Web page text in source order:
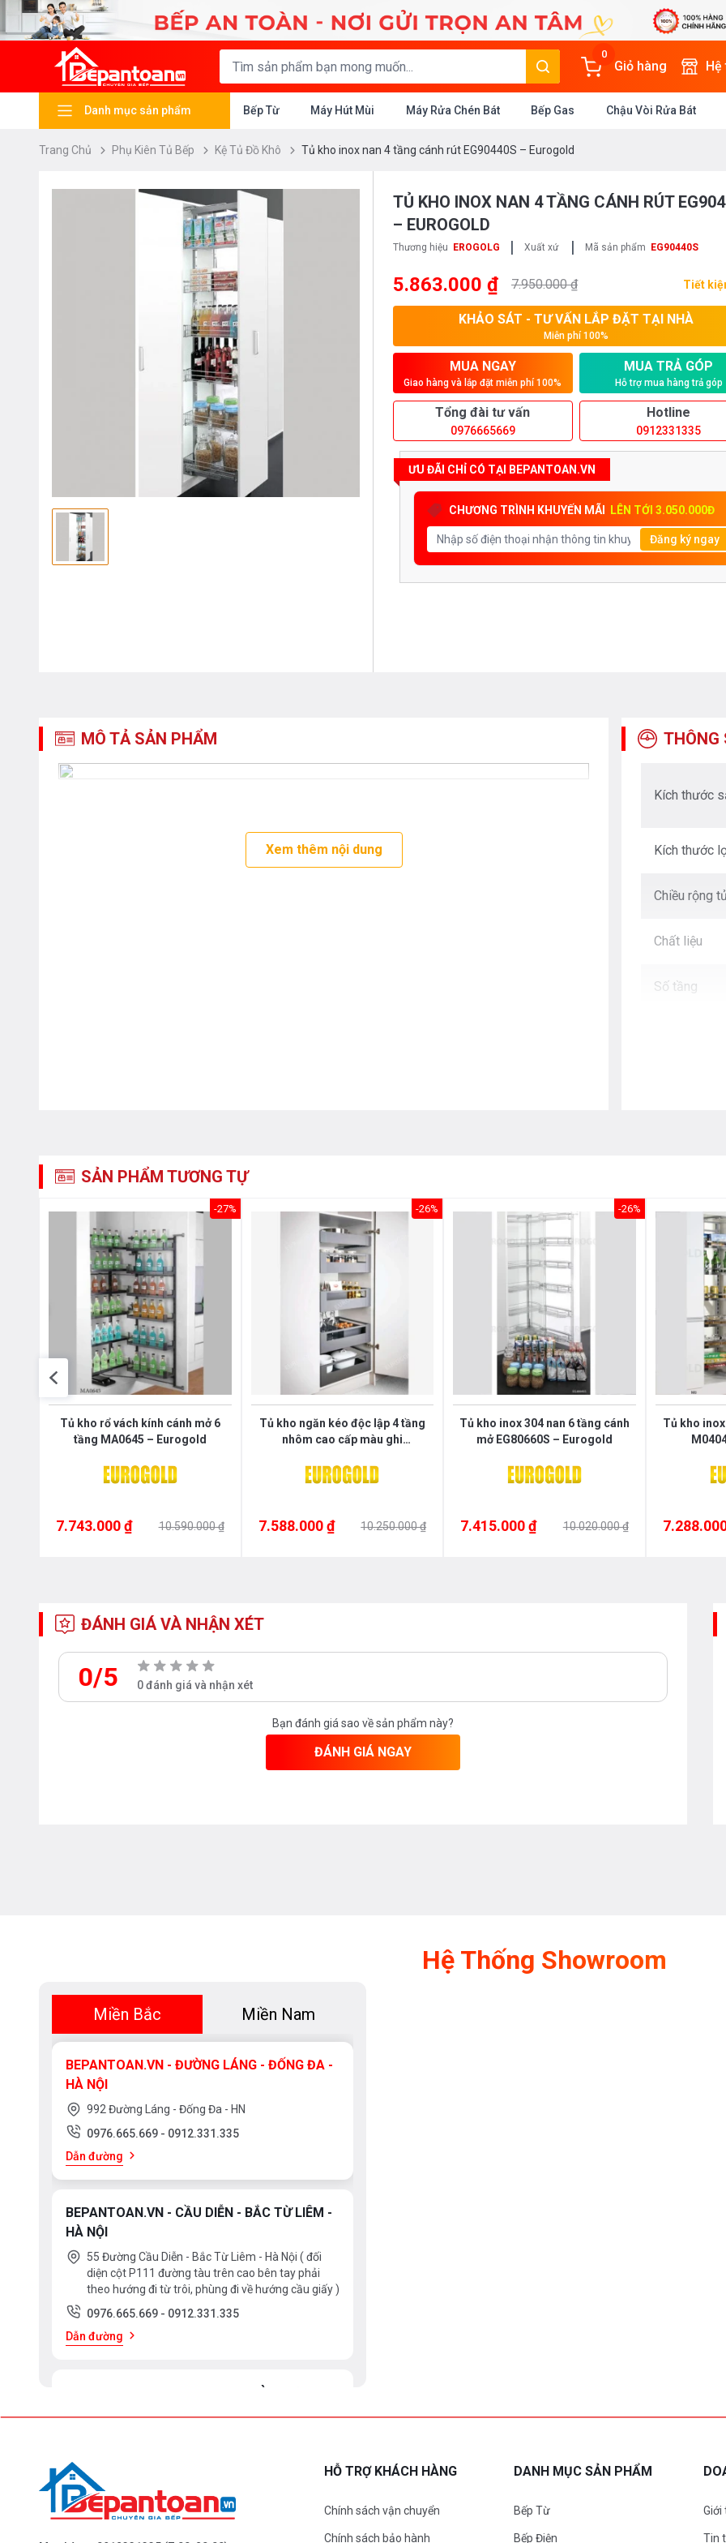
0
Giỏ hàng
Danh mục sản phẩm Bếp Từ Máy Hút Mùi Máy Rửa Chén Bát Bếp Gas Chậu Vòi Rửa Bát
Trang Chủ Phụ Kiên Tủ Bếp Kệ Tủ Đồ Khô Tủ kho inox nan 4 tầng cánh rút EG90440S – Eurogold
TỦ KHO INOX NAN 4 TẦNG CÁNH RÚT
– EUROGOLD
Thương hiệu EROGOLG | Xuất xứ | Mã sản phẩm EG90440S
5.863.000 ₫ 7.950.000 ₫ Tiết
KHẢO SÁT - TƯ VẤN LẮP ĐẶT TẠI NHÀ
Miễn phí 100%
MUA NGAY
Giao hàng và lắp đặt miễn phí 100%
MUA TRẢ GÓP
Hỗ trợ mua hàng trả góp
Tổng đài tư vấn
0976665669
Hotline
0912331335
ƯU ĐÃI CHỈ CÓ TẠI BEPANTOAN.VN
CHƯƠNG TRÌNH KHUYẾN MÃI LÊN TỚI 3.050.000Đ
Đăng ký ngay
MÔ TẢ SẢN PHẨM
Xem thêm nội dung
THÔNG
Kích thước
Kích thước
Chiều rộng tủ
Chất liệu
Số tầng
SẢN PHẨM TƯƠNG TỰ
-27%
Tủ kho rổ vách kính cánh mở 6
tầng MA0645 – Eurogold
7.743.000 ₫ 10.590.000 ₫
-26%
Tủ kho ngăn kéo độc lập 4 tầng
nhôm cao cấp màu ghi
7.588.000 ₫ 10.250.000 ₫
-26%
Tủ kho inox 304 nan 6 tầng cánh
mở EG80660S – Eurogold
7.415.000 ₫ 10.020.000 ₫
Tủ kho
ĐÁNH GIÁ VÀ NHẬN XÉT
0/5 0 đánh giá và nhận xét
Bạn đánh giá sao về sản phẩm này?
ĐÁNH GIÁ NGAY
Hệ Thống Showroom
Miền Bắc Miền Nam
BEPANTOAN.VN - ĐƯỜNG LÁNG - ĐỐNG ĐA -
HÀ NỘI
992 Đường Láng - Đống Đa - HN
0976.665.669 - 0912.331.335
Dẫn đường
BEPANTOAN.VN - CẦU DIỄN - BẮC TỪ LIÊM -
HÀ NỘI
55 Đường Cầu Diễn - Bắc Từ Liêm - Hà Nội ( đối
diện cột P111 đường tàu trên cao bên tay phải
theo hướng đi từ trôi, phùng đi về hướng cầu giấy )
0976.665.669 - 0912.331.335
Dẫn đường
BEPANTOAN.VN - ĐẠI LA - HAI BÀ TRƯNG -
Dẫn đường
BEPANTOAN.VN - NGUYỄN TRÃI - THANH
HỖ TRỢ KHÁCH HÀNG
Chính sách vận chuyển
Chính sách bảo hành
DANH MỤC SẢN PHẨM
Bếp Từ
Bếp Điện
Giới
Tin